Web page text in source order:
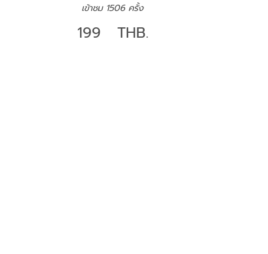
เข้าชม 1506 ครั้ง
199 THB.